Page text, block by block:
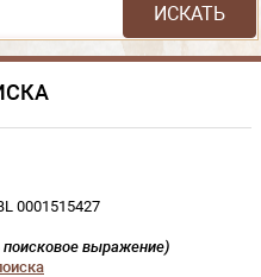
0001515427
поисковое выражение)